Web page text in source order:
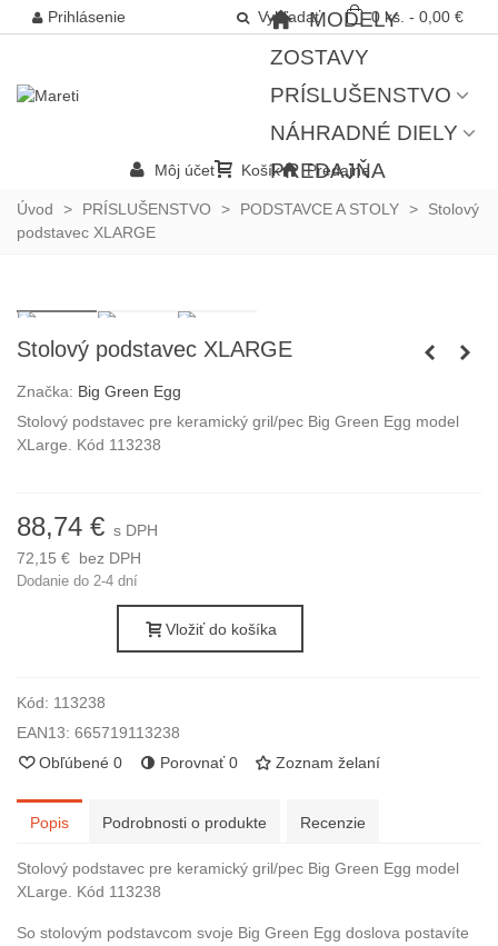
Prihlásenie Vyhľadať 0 ks. - 0,00 €
MODELY
ZOSTAVY
PRÍSLUŠENSTVO
NÁHRADNÉ DIELY
PREDAJŇA
Môj účet Košík Predajne
Úvod > PRÍSLUŠENSTVO > PODSTAVCE A STOLY >
Stolový
podstavec XLARGE
Stolový podstavec XLARGE
Značka: Big Green Egg
Stolový podstavec pre keramický gril/pec Big Green Egg model
XLarge. Kód 113238
88,74 € s DPH
72,15 € bez DPH
Dodanie do 2-4 dní
Vložiť do košíka
Kód: 113238
EAN13: 665719113238
Obľúbené 0 Porovnať 0 Zoznam želaní
Popis Podrobnosti o produkte Recenzie
Stolový podstavec pre keramický gril/pec Big Green Egg model
XLarge. Kód 113238
So stolovým podstavcom svoje Big Green Egg doslova postavíte